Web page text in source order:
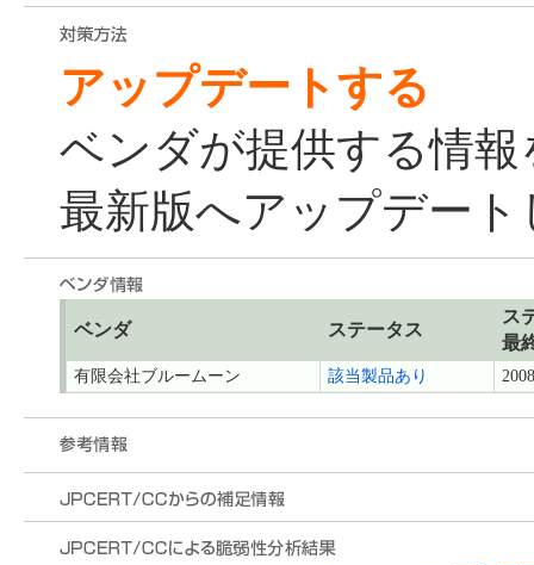
アップデートする
ベンダが提供する情
最新版へアップデー
ベンダ ステータス
ス
最
有限会社ブルームーン 該当製品あり